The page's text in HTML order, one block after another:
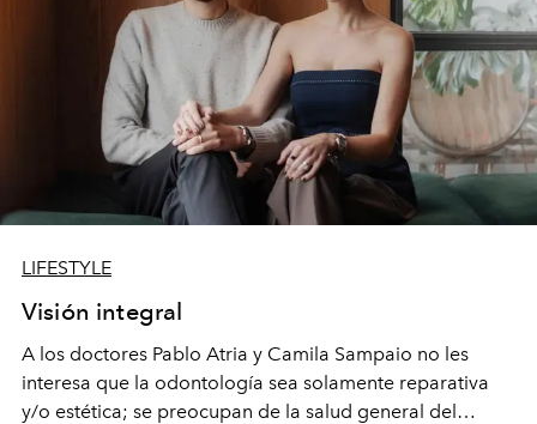
LIFESTYLE
Visión integral
A los doctores Pablo Atria y Camila Sampaio no les
interesa que la odontología sea solamente reparativa
y/o estética; se preocupan de la salud general del